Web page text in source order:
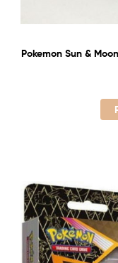
Pokemon Sun &